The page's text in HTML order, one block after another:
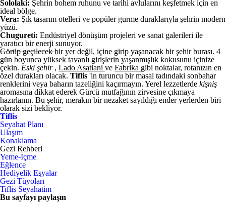
Sololaki: Şehrin bohem ruhunu ve tarihi avlularını keşfetmek için en
ideal bölge.
Vera: Şık tasarım otelleri ve popüler gurme duraklarıyla şehrin modern
yüzü.
Chugureti: Endüstriyel dönüşüm projeleri ve sanat galerileri ile
yaratıcı bir enerji sunuyor.
Görüp geçilecekbir yer değil, içine girip yaşanacak bir şehir burası. 4
gün boyunca yüksek tavanlı girişlerin yaşanmışlık kokusunu içinize
çekin. Eski şehir , Lado Asatiani ve Fabrika gibi noktalar, rotanızın en
özel durakları olacak. Tiflis 'in turuncu bir masal tadındaki sonbahar
renklerini veya baharın tazeliğini kaçırmayın. Yerel lezzetlerde kişniş
aromasına dikkat ederek Gürcü mutfağının zirvesine çıkmaya
hazırlanın. Bu şehir, merakın bir nezaket sayıldığı ender yerlerden biri
olarak sizi bekliyor.
Tiflis
Seyahat Planı
Ulaşım
Konaklama
Gezi Rehberi
Yeme-İçme
Eğlence
Hediyelik Eşyalar
Gezi Tüyoları
Tiflis Seyahatim
Bu sayfayı paylaşın